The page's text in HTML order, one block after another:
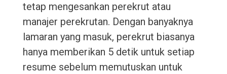
tetap mengesankan perekrut atau
manajer perekrutan. Dengan banyaknya
lamaran yang masuk, perekrut biasanya
hanya memberikan 5 detik untuk setiap
resume sebelum memutuskan untuk